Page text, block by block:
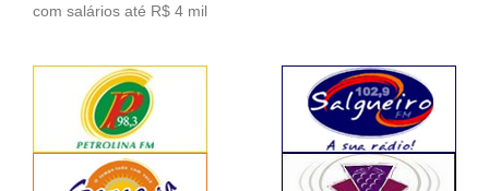
com salários até R$ 4 mil